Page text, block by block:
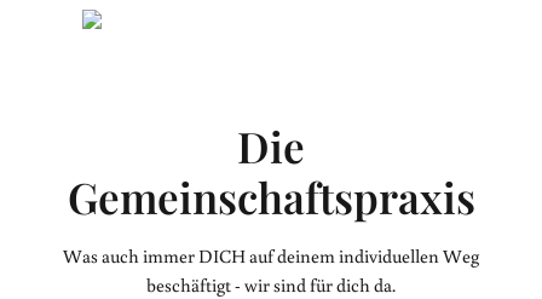
Die
Gemeinschaftspraxis
Was auch immer DICH auf deinem individuellen Weg
beschäftigt - wir sind für dich da.